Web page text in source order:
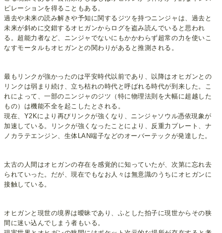
ピレーションを得ることもある。
過去や未来の読み解きや予知に関するジツを持つニンジャは、過去と
未来が斜めに交錯するオヒガンからログを盗み読んでいると思われ
る。超能力者など、ニンジャでないにもかかわらず超常の力を使いこ
なすモータルもオヒガンとの関わりがあると推測される。
最もリンクが強かったのは平安時代以前であり、以降はオヒガンとの
リンクは弱まり続け、立ち枯れの時代と呼ばれる時代が到来した。こ
れによって、一部のニンジャのジツ（特に物理法則を大幅に超越した
もの）は機能不全を起こしたとされる。
現在、Y2Kにより再びリンクが強くなり、ニンジャソウル憑依現象が
加速している。リンクが強くなったことにより、反重力プレート、ナ
ノカラテエンジン、生体LAN端子などのオーバーテックが発達した。
太古の人間はオヒガンの存在を感覚的に知っていたが、次第に忘れ去
られていった。だが、現在でもなお人々は無意識のうちにオヒガンに
接触している。
オヒガンと現世の境界は曖昧であり、ふとした拍子に現世からその狭
間に迷い込んでしまう者もいる。